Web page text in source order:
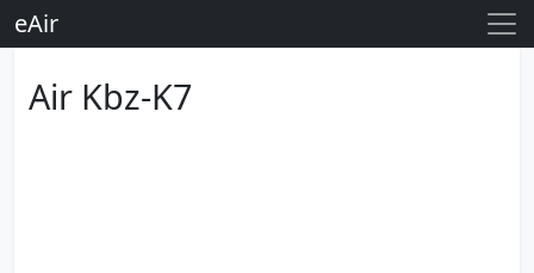
eAir
Air Kbz-K7